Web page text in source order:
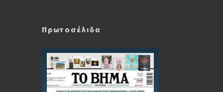
Πρωτοσέλιδα